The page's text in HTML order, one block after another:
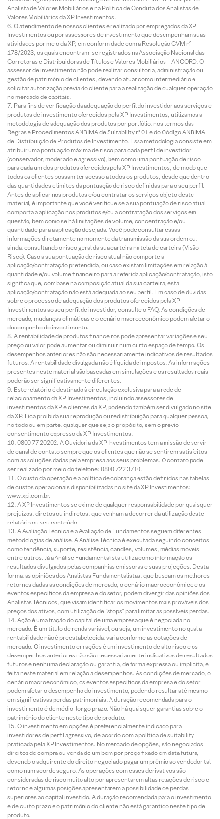
Analista de Valores Mobiliários e na Política de Conduta dos Analistas de
Valores Mobiliários da XP Investimentos.
O atendimento de nossos clientes é realizado por empregados da XP
Investimentos ou por assessores de investimento que desempenham suas
atividades por meio da XP, em conformidade com a Resolução CVM nº
178/2023, os quais encontram-se registrados na Associação Nacional das
Corretoras e Distribuidoras de Títulos e Valores Mobiliários – ANCORD. O
assessor de investimento não pode realizar consultoria, administração ou
gestão de patrimônio de clientes, devendo atuar como intermediário e
solicitar autorização prévia do cliente para a realização de qualquer operação
no mercado de capitais.
Para fins de verificação da adequação do perfil do investidor aos serviços e
produtos de investimento oferecidos pela XP Investimentos, utilizamos a
metodologia de adequação dos produtos por portfólio, nos termos das
Regras e Procedimentos ANBIMA de Suitability nº 01 e do Código ANBIMA
de Distribuição de Produtos de Investimento. Essa metodologia consiste em
atribuir uma pontuação máxima de risco para cada perfil de investidor
(conservador, moderado e agressivo), bem como uma pontuação de risco
para cada um dos produtos oferecidos pela XP Investimentos, de modo que
todos os clientes possam ter acesso a todos os produtos, desde que dentro
das quantidades e limites da pontuação de risco definidas para o seu perfil.
Antes de aplicar nos produtos e/ou contratar os serviços objeto deste
material, é importante que você verifique se a sua pontuação de risco atual
comporta a aplicação nos produtos e/ou a contratação dos serviços em
questão, bem como se há limitações de volume, concentração e/ou
quantidade para a aplicação desejada. Você pode consultar essas
informações diretamente no momento da transmissão da sua ordem ou,
ainda, consultando o risco geral da sua carteira na tela de carteira (Visão
Risco). Caso a sua pontuação de risco atual não comporte a
aplicação/contratação pretendida, ou caso existam limitações em relação à
quantidade e/ou volume financeiro para a referida aplicação/contratação, isto
significa que, com base na composição atual da sua carteira, esta
aplicação/contratação não está adequada ao seu perfil. Em caso de dúvidas
sobre o processo de adequação dos produtos oferecidos pela XP
Investimentos ao seu perfil de investidor, consulte o FAQ. As condições de
mercado, mudanças climáticas e o cenário macroeconômico podem afetar o
desempenho do investimento.
A rentabilidade de produtos financeiros pode apresentar variações e seu
preço ou valor pode aumentar ou diminuir num curto espaço de tempo. Os
desempenhos anteriores não são necessariamente indicativos de resultados
futuros. A rentabilidade divulgada não é líquida de impostos. As informações
presentes neste material são baseadas em simulações e os resultados reais
poderão ser significativamente diferentes.
Este relatório é destinado à circulação exclusiva para a rede de
relacionamento da XP Investimentos, incluindo assessores de
investimentos da XP e clientes da XP, podendo também ser divulgado no site
da XP. Fica proibida sua reprodução ou redistribuição para qualquer pessoa,
no todo ou em parte, qualquer que seja o propósito, sem o prévio
consentimento expresso da XP Investimentos.
0800 77 20202. A Ouvidoria da XP Investimentos tem a missão de servir
de canal de contato sempre que os clientes que não se sentirem satisfeitos
com as soluções dadas pela empresa aos seus problemas. O contato pode
ser realizado por meio do telefone: 0800 722 3710.
O custo da operação e a política de cobrança estão definidos nas tabelas
de custos operacionais disponibilizadas no site da XP Investimentos:
www.xpi.com.br.
A XP Investimentos se exime de qualquer responsabilidade por quaisquer
prejuízos, diretos ou indiretos, que venham a decorrer da utilização deste
relatório ou seu conteúdo.
A Avaliação Técnica e a Avaliação de Fundamentos seguem diferentes
metodologias de análise. A Análise Técnica é executada seguindo conceitos
como tendência, suporte, resistência, candles, volumes, médias móveis
entre outros. Já a Análise Fundamentalista utiliza como informação os
resultados divulgados pelas companhias emissoras e suas projeções. Desta
forma, as opiniões dos Analistas Fundamentalistas, que buscam os melhores
retornos dadas as condições de mercado, o cenário macroeconômico e os
eventos específicos da empresa e do setor, podem divergir das opiniões dos
Analistas Técnicos, que visam identificar os movimentos mais prováveis dos
preços dos ativos, com utilização de “stops” para limitar as possíveis perdas.
Ação é uma fração do capital de uma empresa que é negociada no
mercado. É um título de renda variável, ou seja, um investimento no qual a
rentabilidade não é preestabelecida, varia conforme as cotações de
mercado. O investimento em ações é um investimento de alto risco e os
desempenhos anteriores não são necessariamente indicativos de resultados
futuros e nenhuma declaração ou garantia, de forma expressa ou implícita, é
feita neste material em relação a desempenhos. As condições de mercado, o
cenário macroeconômico, os eventos específicos da empresa e do setor
podem afetar o desempenho do investimento, podendo resultar até mesmo
em significativas perdas patrimoniais. A duração recomendada para o
investimento é de médio-longo prazo. Não há quaisquer garantias sobre o
patrimônio do cliente neste tipo de produto.
O investimento em opções é preferencialmente indicado para
investidores de perfil agressivo, de acordo com a política de suitability
praticada pela XP Investimentos. No mercado de opções, são negociados
direitos de compra ou venda de um bem por preço fixado em data futura,
devendo o adquirente do direito negociado pagar um prêmio ao vendedor tal
como num acordo seguro. As operações com esses derivativos são
consideradas de risco muito alto por apresentarem altas relações de risco e
retorno e algumas posições apresentarem a possibilidade de perdas
superiores ao capital investido. A duração recomendada para o investimento
é de curto prazo e o patrimônio do cliente não está garantido neste tipo de
produto.